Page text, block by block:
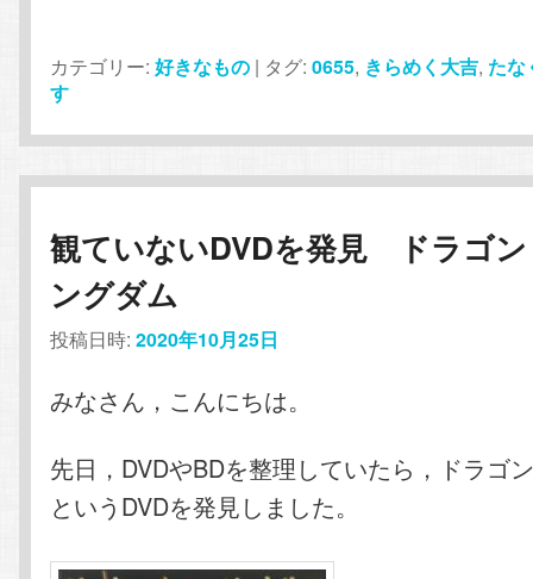
カテゴリー: 好きなもの | タグ: 0655, きらめく大吉, たな
す
観ていないDVDを発見 ドラゴ
ングダム
投稿日時:2020年10月25日
みなさん，こんにちは。
先日，DVDやBDを整理していたら，ドラゴ
というDVDを発見しました。